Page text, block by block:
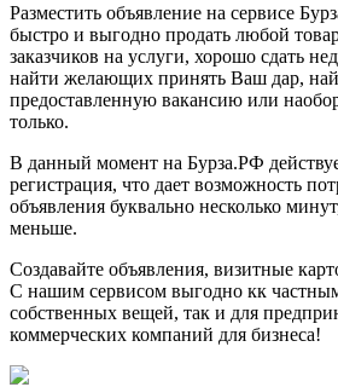
Разместить объявление на сервисе
быстро и выгодно продать любой
заказчиков на услуги, хорошо сдать
найти желающих принять Ваш дар,
предоставленную вакансию или
только.
В данный момент на Бурза.РФ
регистрация, что дает возможность
объявления буквально несколько
меньше.
Создавайте объявления, визитные
С нашим сервисом выгодно кк
собственных вещей, так и для
коммерческих компаний для бизнеса!